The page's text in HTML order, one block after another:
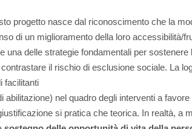
progetto nasce dal riconoscimento che la
di un miglioramento della loro accessibilità/
una delle strategie fondamentali per sostenere
il rischio di esclusione sociale. La
facilitanti
abilitazione) nel quadro degli interventi a
si pratica che teorica. In realtà, a